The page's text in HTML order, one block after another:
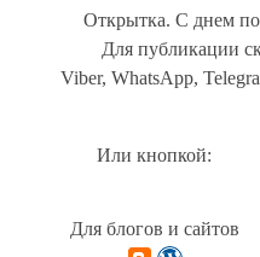
Открытка. С днем
Для публикации
Viber, WhatsApp,
Или кнопкой:
Для блогов и сайтов